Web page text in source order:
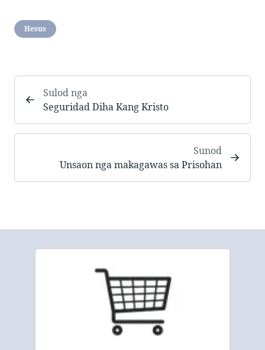
Hesus
Sulod nga
Seguridad Diha Kang Kristo
Sunod
Unsaon nga makagawas sa Prisohan